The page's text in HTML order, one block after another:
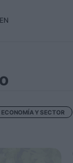
EN
ECONOMÍA Y SECTOR